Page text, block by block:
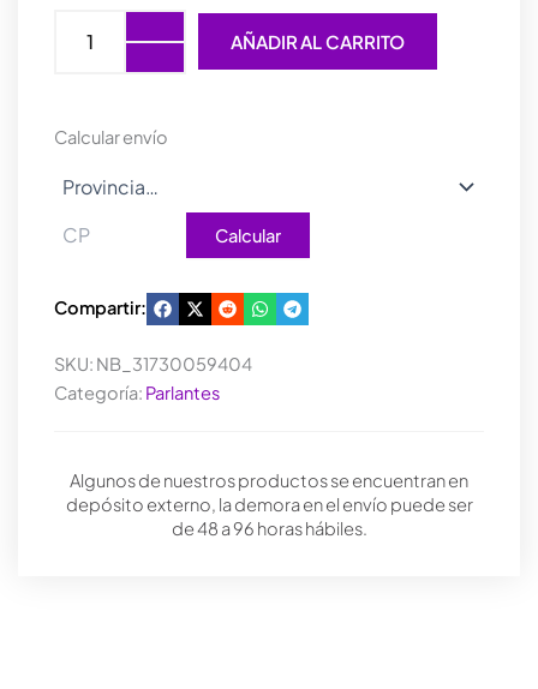
GENIUS
HF1220BT
PINE
WOOD
AÑADIR AL CARRITO
Calcular envío
Calcular
Compartir:
SKU: NB_31730059404
Categoría: Parlantes
Algunos de nuestros productos se encuentran en
depósito externo, la demora en el envío puede ser
de 48 a 96 horas hábiles.